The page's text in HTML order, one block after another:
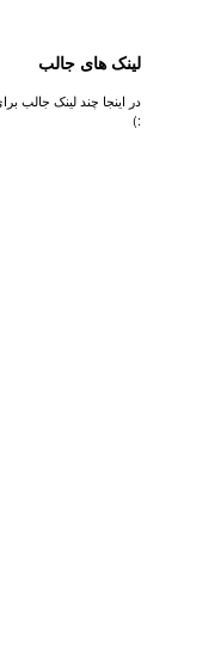
لینک های جالب
در اینجا چند لینک جالب
:)